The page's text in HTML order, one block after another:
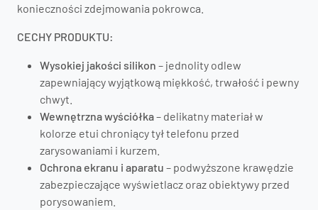
konieczności zdejmowania pokrowca.
CECHY PRODUKTU:
Wysokiej jakości silikon – jednolity odlew
zapewniający wyjątkową miękkość, trwałość i pewny
chwyt.
Wewnętrzna wyściółka– delikatny materiał w
kolorze etui chroniący tył telefonu przed
zarysowaniami i kurzem.
Ochrona ekranu i aparatu – podwyższone krawędzie
zabezpieczające wyświetlacz oraz obiektywy przed
porysowaniem.